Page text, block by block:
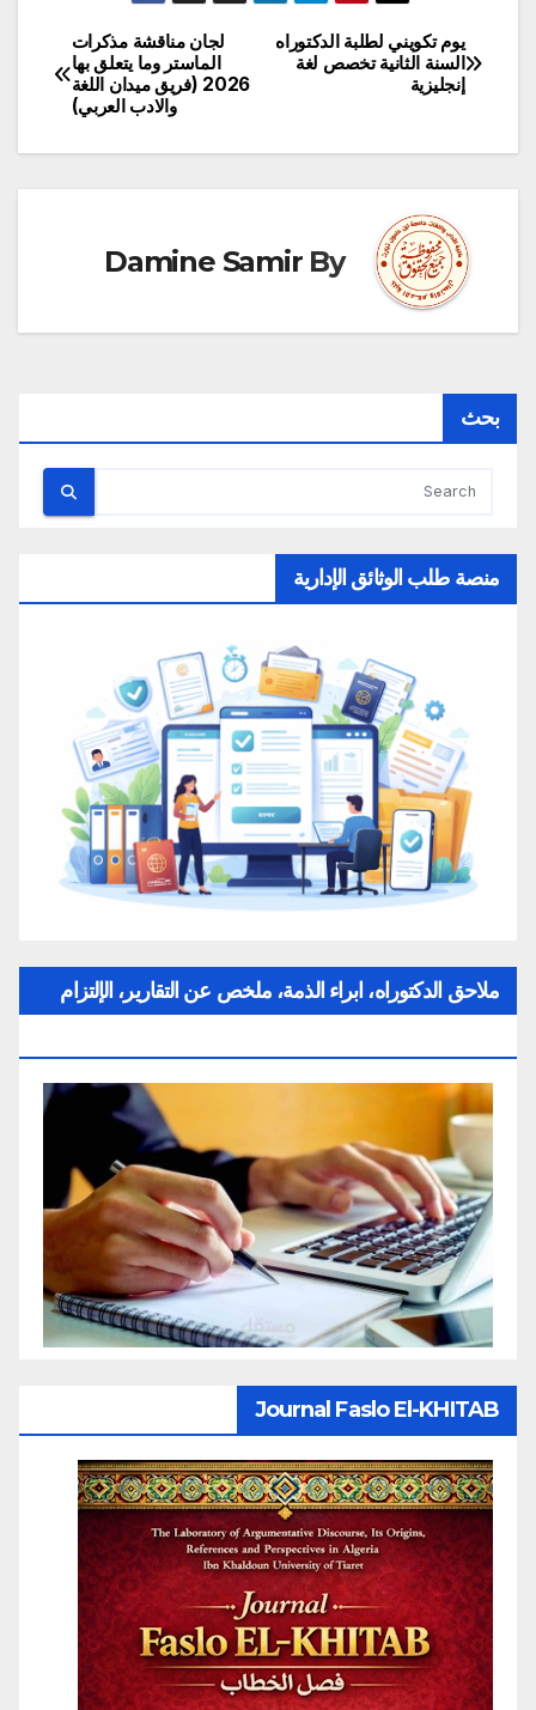
تصفّح
المقالات
لجان مناقشة مذكرات
الماستر وما يتعلق بها
2026 (فريق ميدان اللغة
والادب العربي)
يوم تكويني لطلبة الدكتوراه
السنة الثانية تخصص لغة
إنجليزية
By
Damine Samir
بحث
منصة طلب الوثائق الإدارية
ملاحق الدكتوراه، ابراء الذمة، ملخص عن التقارير، الإلتزام
Journal Faslo El-KHITAB